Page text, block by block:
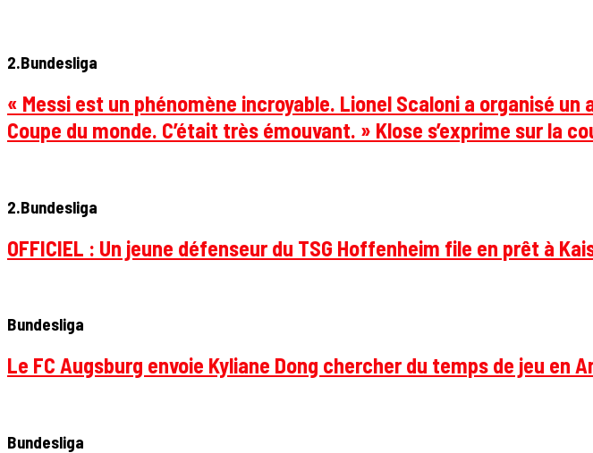
2.Bundesliga
« Messi est un phénomène incroyable. Lionel Scaloni a organisé
Coupe du monde. C’était très émouvant. » Klose s’exprime sur la
2.Bundesliga
OFFICIEL : Un jeune défenseur du TSG Hoffenheim file en prêt à
Bundesliga
Le FC Augsburg envoie Kyliane Dong chercher du temps de jeu en
Bundesliga